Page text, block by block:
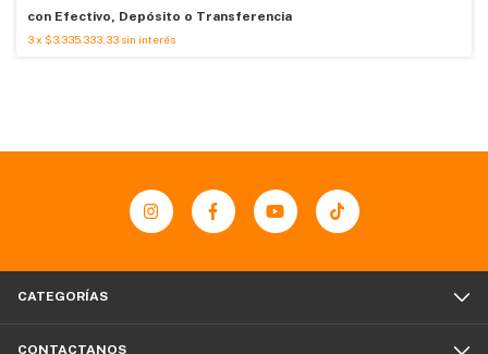
con Efectivo, Depósito o Transferencia
3x $3.335.333,33 sin interés
CATEGORÍAS
CONTACTANOS